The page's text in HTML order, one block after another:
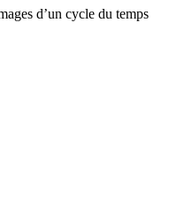
d’un cycle du temps